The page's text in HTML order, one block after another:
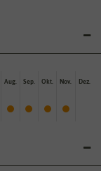
Aug. Sep. Okt. Nov. Dez.